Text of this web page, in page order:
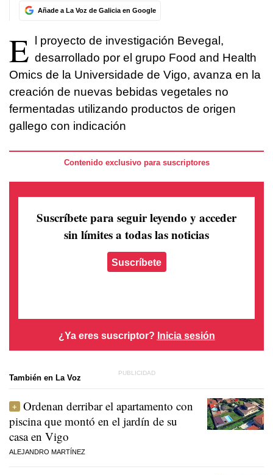
Añade a La Voz de Galicia en Google
E l proyecto de investigación Bevegal,
desarrollado por el grupo Food and Health
Omics de la Universidade de Vigo, avanza en la
creación de nuevas bebidas vegetales no
fermentadas utilizando productos de origen
gallego con indicación
Contenido exclusivo para suscriptores
Suscríbete para seguir leyendo y acceder
sin límites a todas las noticias
Suscríbete
¿Ya eres suscriptor? Inicia sesión
También en La Voz
Ordenan derribar el apartamento con
piscina que montó en el jardín de su
casa en Vigo
ALEJANDRO MARTÍNEZ